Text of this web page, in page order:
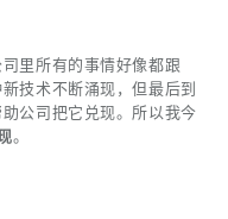
里所有的事情好像都跟
技术不断涌现，但最后到
公司把它兑现。所以我今
。